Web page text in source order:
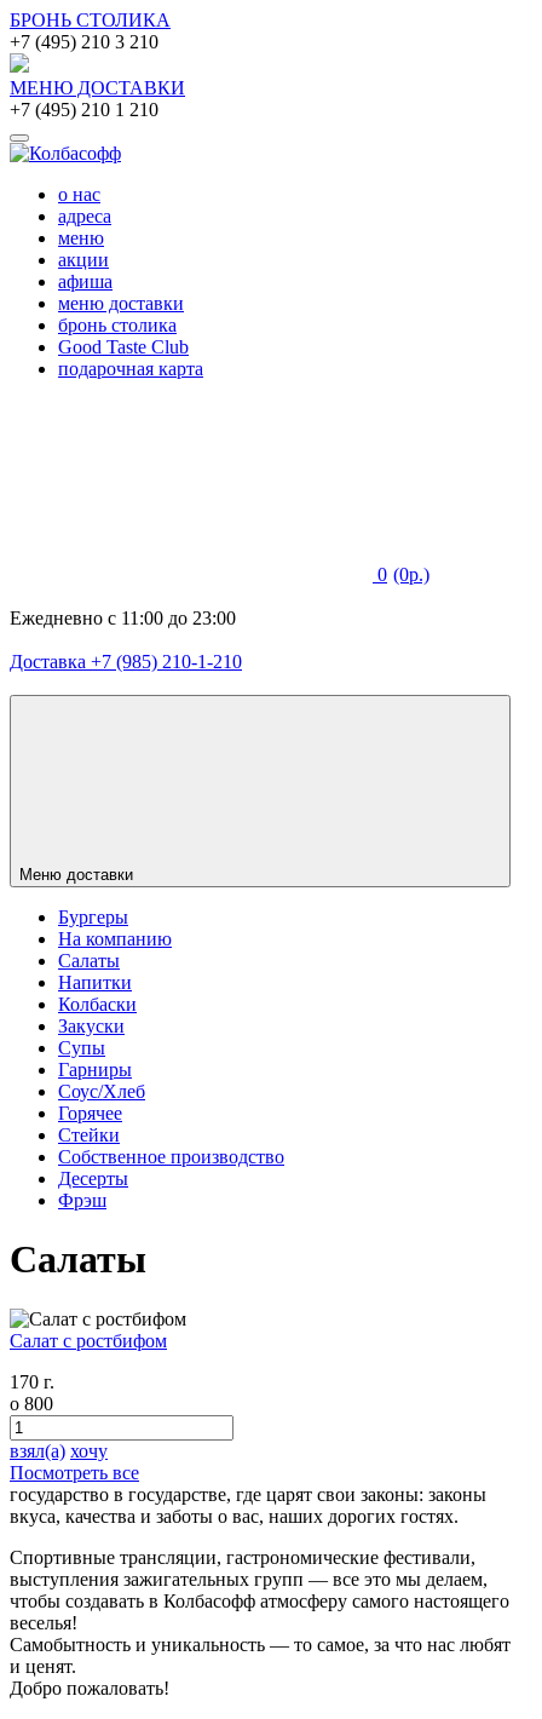
БРОНЬ СТОЛИКА
+7 (495) 210 3 210
МЕНЮ ДОСТАВКИ
+7 (495) 210 1 210
о нас
адреса
меню
акции
афиша
меню доставки
бронь столика
Good Taste Club
подарочная карта
0 (0р.)
Ежедневно с 11:00 до 23:00
Доставка +7 (985) 210-1-210
Меню доставки
Бургеры
На компанию
Салаты
Напитки
Колбаски
Закуски
Супы
Гарниры
Соус/Хлеб
Горячее
Стейки
Собственное производство
Десерты
Фрэш
Салаты
Салат с ростбифом
170 г.
o 800
взял(а) хочу
Посмотреть все
государство в государстве, где царят свои законы: законы
вкуса, качества и заботы о вас, наших дорогих гостях.
Спортивные трансляции, гастрономические фестивали,
выступления зажигательных групп — все это мы делаем,
чтобы создавать в Колбасофф атмосферу самого настоящего
веселья!
Самобытность и уникальность — то самое, за что нас любят
и ценят.
Добро пожаловать!